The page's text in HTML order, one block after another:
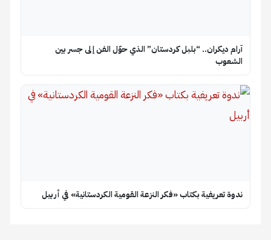
آرام ديكران.. “بلبل كردستان” الذي حوّل الفن إلى جسر بين
الشعوب
ندوة تعريفية بكتاب «فكر النزعة القومية الكردستانية» في أربيل